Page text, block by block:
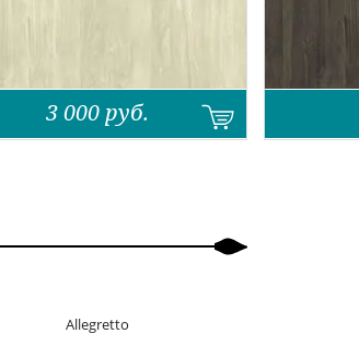
3 000руб.
Allegretto